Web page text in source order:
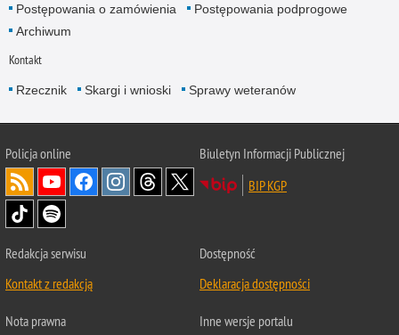
Postępowania o zamówienia
Postępowania podprogowe
Archiwum
Kontakt
Rzecznik Skargi i wnioski Sprawy weteranów
Policjaonline
Biuletyn Informacji Publicznej
BIP KGP
Redakcja serwisu
Kontakt z redakcją
Dostępność
Deklaracja dostępności
Nota prawna Inne wersje portalu